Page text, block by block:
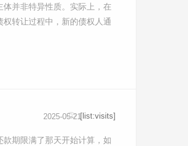
并非特异性质。实际上，在
转让过程中，新的债权人通
期限满了那天开始计算，如
2025-05-21[list:visits]